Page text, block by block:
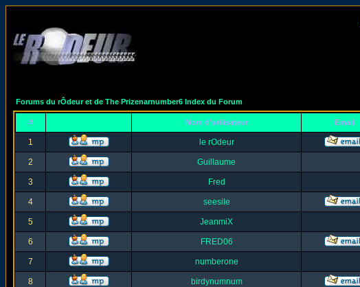
Forums du rÔdeur et de The Prizenarnumber6 Index du Forum
# Nom d'utilisateur Email
1 le rOdeur
2 Guillaume
3 Fred
4 seesile
5 JeanmiX
6 FRED06
7 numberone
8 birdynumnum